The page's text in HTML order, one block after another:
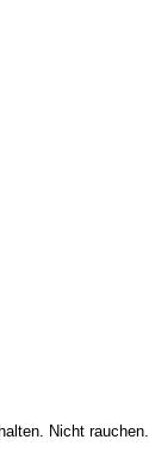
Nicht rauchen.